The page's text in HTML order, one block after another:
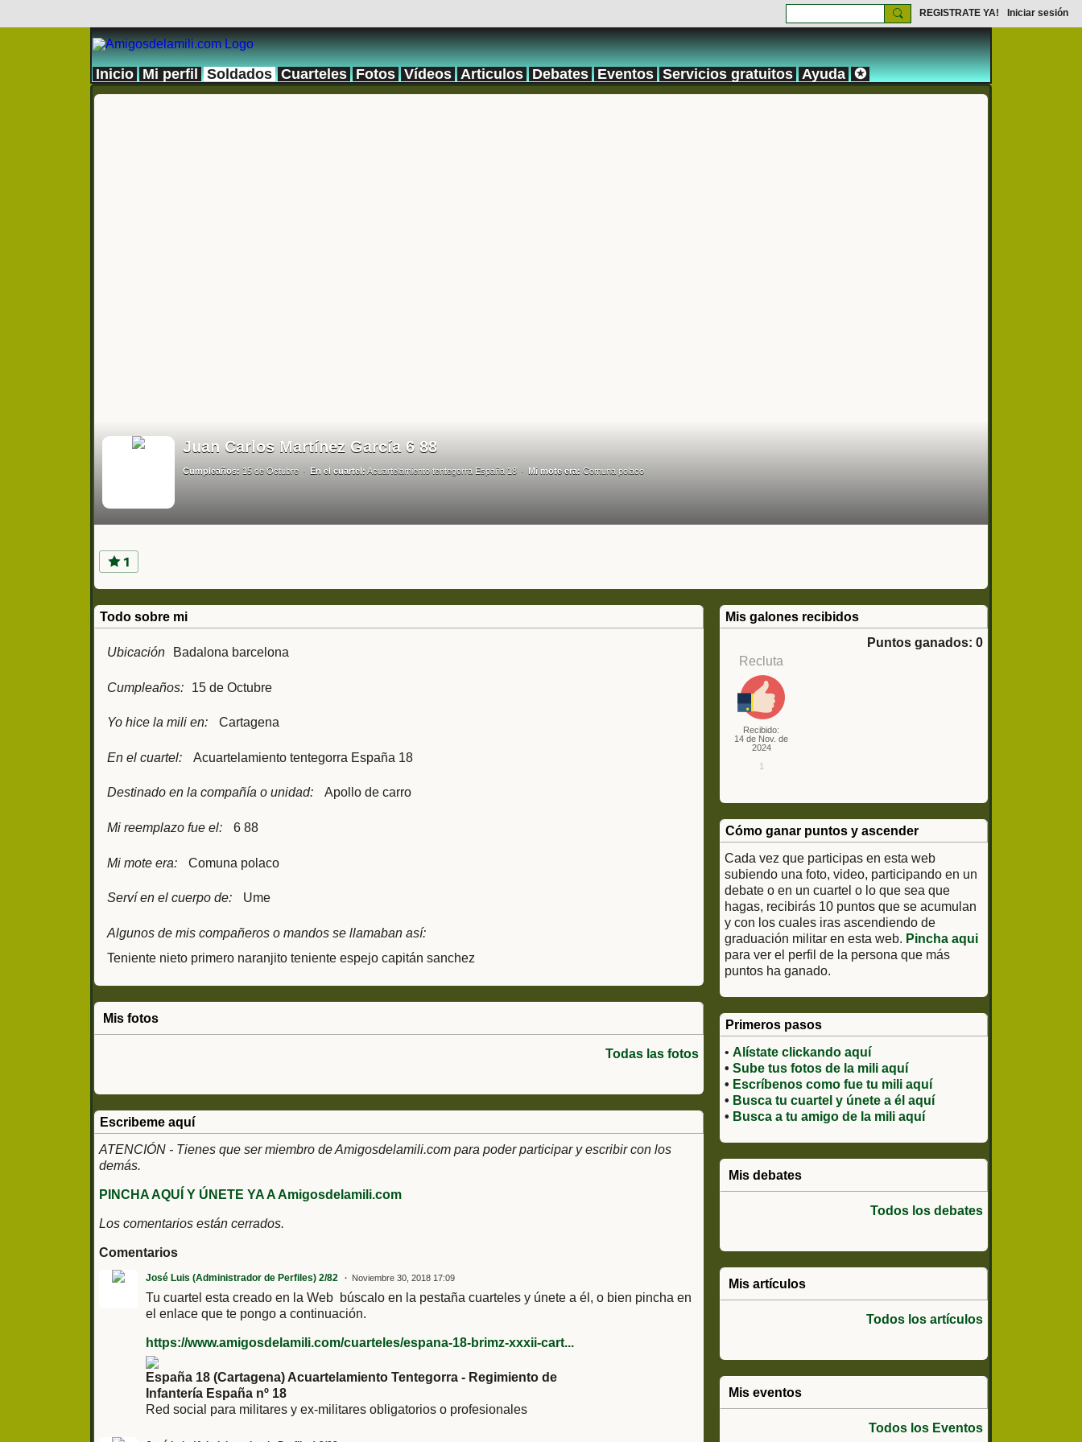
REGISTRATE YA! Iniciar sesión
Inicio Mi perfil Soldados Cuarteles Fotos Vídeos Articulos Debates Eventos Servicios gratuitos Ayuda ✪
Juan Carlos Martínez García 6 88
Cumpleaños: 15 de Octubre En el cuartel: Acuartelamiento tentegorra España 18 Mi mote era: Comuna polaco
1
Todo sobre mi
Ubicación Badalona barcelona
Cumpleaños: 15 de Octubre
Yo hice la mili en: Cartagena
En el cuartel: Acuartelamiento tentegorra España 18
Destinado en la compañía o unidad: Apollo de carro
Mi reemplazo fue el: 6 88
Mi mote era: Comuna polaco
Serví en el cuerpo de: Ume
Algunos de mis compañeros o mandos se llamaban así:
Teniente nieto primero naranjito teniente espejo capitán sanchez
Mis fotos
Todas las fotos
Escribeme aquí
ATENCIÓN - Tienes que ser miembro de Amigosdelamili.com para poder participar y escribir con los
demás.
PINCHA AQUÍ Y ÚNETE YA A Amigosdelamili.com
Los comentarios están cerrados.
Comentarios
José Luis (Administrador de Perfiles) 2/82 Noviembre 30, 2018 17:09
Tu cuartel esta creado en la Web búscalo en la pestaña cuarteles y únete a él, o bien pincha en
el enlace que te pongo a continuación.
https://www.amigosdelamili.com/cuarteles/espana-18-brimz-xxxii-cart...
España 18 (Cartagena) Acuartelamiento Tentegorra - Regimiento de
Infantería España nº 18
Red social para militares y ex-militares obligatorios o profesionales
Mis galones recibidos
Puntos ganados: 0
Recluta
Recibido:
14 de Nov. de
2024
1
Cómo ganar puntos y ascender
Cada vez que participas en esta web
subiendo una foto, video, participando en un
debate o en un cuartel o lo que sea que
hagas, recibirás 10 puntos que se acumulan
y con los cuales iras ascendiendo de
graduación militar en esta web. Pincha aqui
para ver el perfil de la persona que más
puntos ha ganado.
Primeros pasos
• Alístate clickando aquí
• Sube tus fotos de la mili aquí
• Escríbenos como fue tu mili aquí
• Busca tu cuartel y únete a él aquí
• Busca a tu amigo de la mili aquí
Mis debates
Todos los debates
Mis artículos
Todos los artículos
Mis eventos
Todos los Eventos